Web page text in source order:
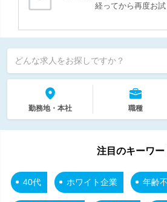
経ってから再度お試
どんな求人をお探しですか？
勤務地・本社 職種
注目のキーワー
40代 ホワイト企業 年齢